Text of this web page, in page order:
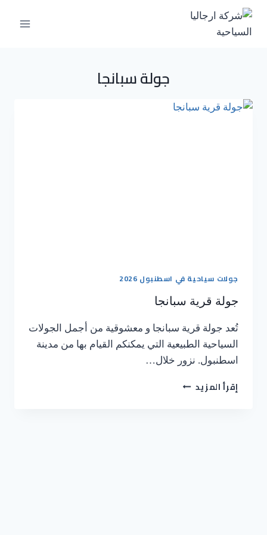
جولة سبانجا
جولات سياحية في اسطنبول 2026
جولة قرية سبانجا
تُعد جولة قرية سبانجا و معشوقية من أجمل الجولات
السياحية الطبيعية التي يمكنكم القيام بها من مدينة
اسطنبول. نزور خلال…
إقرأ المزيد